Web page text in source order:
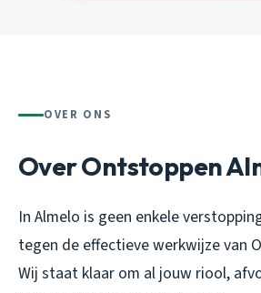
OVER ONS
Over Ontstoppen
In Almelo is geen enkele
tegen de effectieve werkwijze van
Wij staat klaar om al jouw riool,